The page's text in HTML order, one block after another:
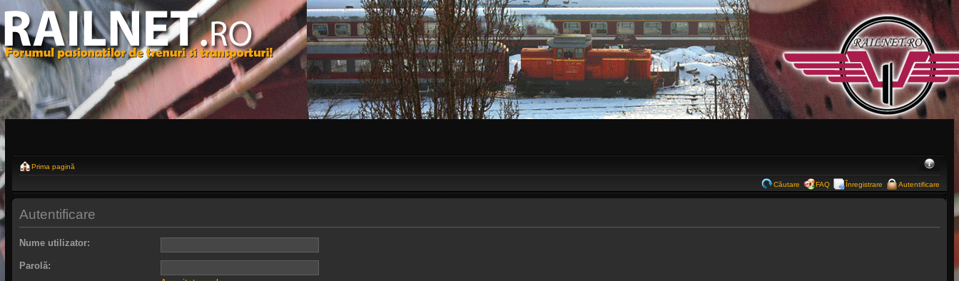
Prima pagină
Căutare FAQ Înregistrare Autentificare
Autentificare
Nume utilizator:
Parolă: